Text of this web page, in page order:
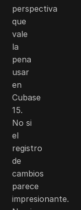
perspectiva
que
vale
la
pena
usar
en
Cubase
15.
No si
el
registro
de
cambios
parece
impresionante.